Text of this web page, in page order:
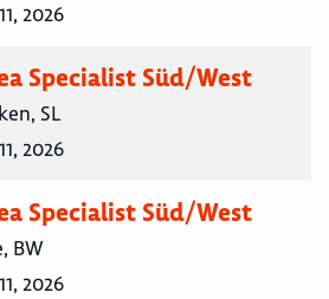
2026
Specialist Süd/West
SL
2026
Specialist Süd/West
BW
2026